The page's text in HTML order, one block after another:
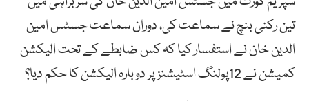
تین رکنی بنچ نے سماعت کی، دوران سماعت جسٹس امین
الدین خان نے استفسار کیا کہ کس ضابطے کے تحت الیکشن
کمیشن نے 12پولنگ اسٹیشنز پر دوبارہ الیکشن کا حکم دیا؟